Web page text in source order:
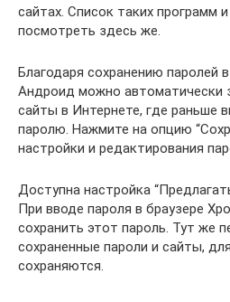
сайтах. Список таких программ
посмотреть здесь же.
Благодаря сохранению паролей
Андроид можно автоматически
сайты в Интернете, где раньше
паролю. Нажмите на опцию
настройки и редактирования
Доступна настройка
При вводе пароля в браузере
сохранить этот пароль. Тут же
сохраненные пароли и сайты,
сохраняются.